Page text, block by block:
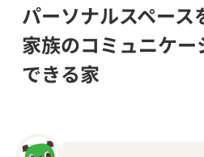
パーソナルスペース
家族のコミュニケ
できる家